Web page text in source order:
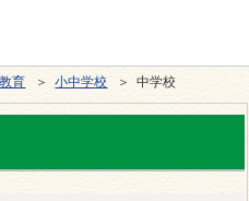
育 ＞小中学校 ＞ 中学校